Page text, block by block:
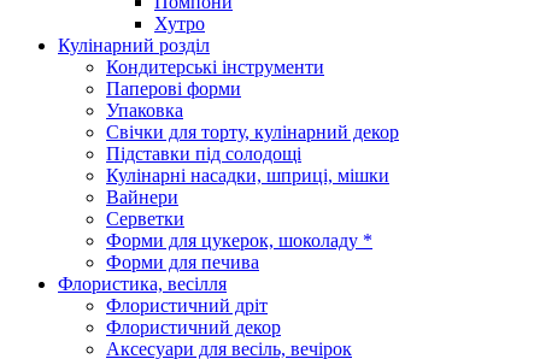
Хутро
Кулінарний розділ
Кондитерські інструменти
Паперові форми
Упаковка
Свічки для торту, кулінарний декор
Підставки під солодощі
Кулінарні насадки, шприці, мішки
Вайнери
Серветки
Форми для цукерок, шоколаду *
Форми для печива
Флористика, весілля
Флористичний дріт
Флористичний декор
Аксесуари для весіль, вечірок